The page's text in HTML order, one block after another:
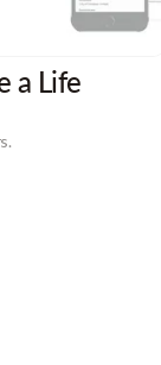
a Life